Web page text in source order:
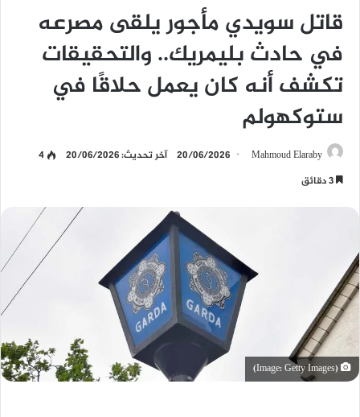
قاتل سويدي مأجور يلقى مصرعه
في حادث بليمريك.. والتحقيقات
تكشف أنه كان يعمل حلاقًا في
ستوكهولم
Mahmoud Elaraby
20/06/2026 آخر تحديث: 20/06/2026
4
(Image: Getty Images)